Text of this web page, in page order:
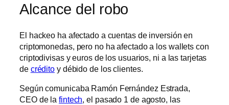
Alcance del robo
El hackeo ha afectado a cuentas de inversión en
criptomonedas, pero no ha afectado a los wallets con
criptodivisas y euros de los usuarios, ni a las tarjetas
de crédito y débido de los clientes.
Según comunicaba Ramón Fernández Estrada,
CEO de lafintech, el pasado 1 de agosto, las